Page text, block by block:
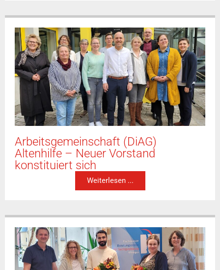
Arbeitsgemeinschaft (DiAG)
Altenhilfe – Neuer Vorstand
konstituiert sich
Weiterlesen ...